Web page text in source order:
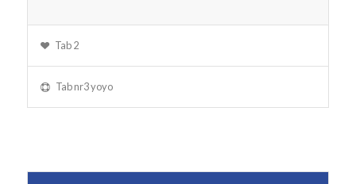
Tab 2
Tab nr3 yoyo